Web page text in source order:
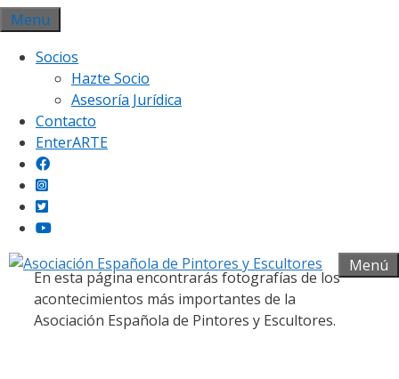
Saltar
al
contenido
Menu
Socios
Hazte Socio
Asesoría Jurídica
Contacto
EnterARTE
Menú
Galería fotográfica
En esta página encontrarás fotografías de los
acontecimientos más importantes de la
Asociación Española de Pintores y Escultores.